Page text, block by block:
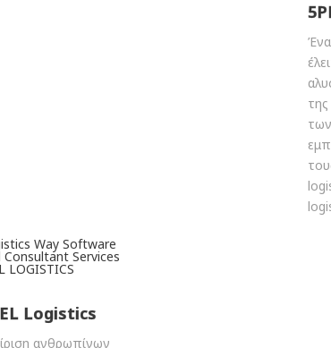
Logistics
ανθρωπίνων